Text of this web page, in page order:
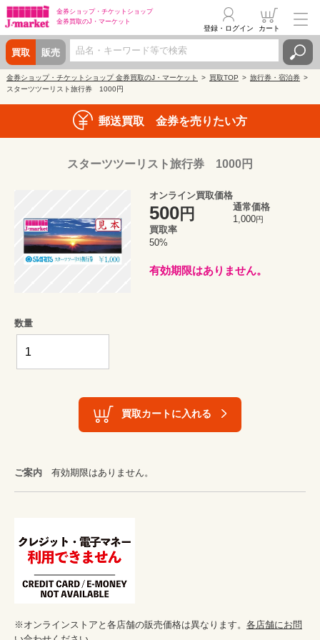
金券ショップ・ チケットショップ
金券買取のJ・マーケット
買取 販売
登録・ログイン カート
金券ショップ・チケットショップ 金券買取のJ・マーケット 買取TOP
旅行券・宿泊券
スターツツーリスト旅行券 1000円
郵送買取 金券を売りたい方
スターツツーリスト旅行券 1000円
オンライン買取価格
500円
通常価格
1,000円
買取率
50%
有効期限はありません。
数量
買取カートに入れる
ご案内 有効期限はありません。
※オンラインストアと各店舗の販売価格は異なります。 各店舗にお問